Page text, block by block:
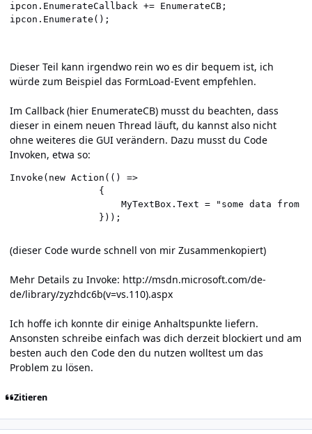
ipcon.EnumerateCallback += EnumerateCB;
ipcon.Enumerate();
Dieser Teil kann irgendwo rein wo es dir bequem ist, ich
würde zum Beispiel das FormLoad-Event empfehlen.
Im Callback (hier EnumerateCB) musst du beachten, dass
dieser in einem neuen Thread läuft, du kannst also nicht
ohne weiteres die GUI verändern. Dazu musst du Code
Invoken, etwa so:
Invoke(new Action(() =>
{
MyTextBox.Text = "some data from my
}));
(dieser Code wurde schnell von mir Zusammenkopiert)
Mehr Details zu Invoke: http://msdn.microsoft.com/de-
de/library/zyzhdc6b(v=vs.110).aspx
Ich hoffe ich konnte dir einige Anhaltspunkte liefern.
Ansonsten schreibe einfach was dich derzeit blockiert und am
besten auch den Code den du nutzen wolltest um das
Problem zu lösen.
Zitieren